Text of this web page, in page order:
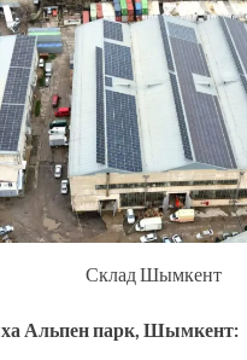
Склад Шымкент
Альпен парк, Шымкент: